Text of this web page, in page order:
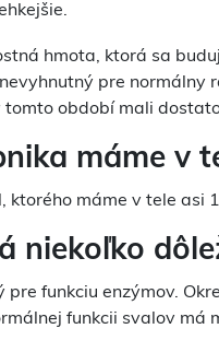
hmota, ktorá sa
pre normálny
období mali
máme v
ktorého máme v tele asi
niekoľko
pre funkciu enzýmov.
funkcii svalov má